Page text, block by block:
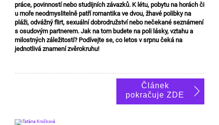
práce, povinností nebo studijních závazků. K létu, pobytu na horách či
u moře neodmyslitelně patří romantika ve dvou, žhavé polibky na
pláži, odvážný flirt, sexuální dobrodružství nebo nečekané seznámení
s osudovým partnerem. Jak na tom budete na poli lásky, vztahu a
milostných záležitostí? Podívejte se, co letos v srpnu čeká na
jednotlivá znamení zvěrokruhu!
Článek
pokračuje ZDE